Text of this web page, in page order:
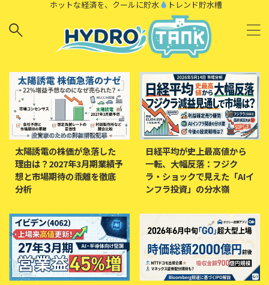
ホットな経済を、クールに貯水 トレンド貯水槽
太陽誘電の株価が急落した
理由は？2027年3月期業績予
想と市場期待の乖離を徹底
分析
日経平均が史上最高値から
一転、大幅反落：フジク
ラ・ショックで見えた「AIイ
ンフラ投資」の分水嶺